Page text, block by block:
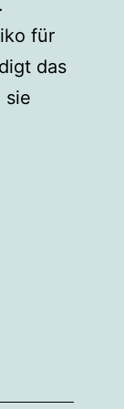
für
das
sie